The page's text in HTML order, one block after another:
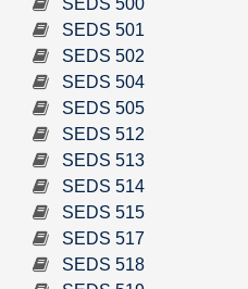
SEDS 500
SEDS 501
SEDS 502
SEDS 504
SEDS 505
SEDS 512
SEDS 513
SEDS 514
SEDS 515
SEDS 517
SEDS 518